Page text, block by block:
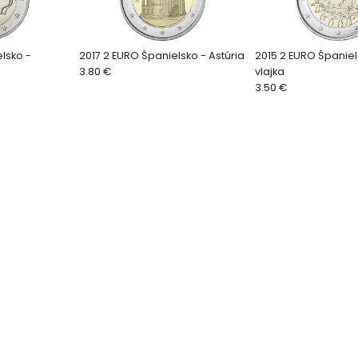
-
2017 2 EURO Španielsko - Astúria
3.80 €
2015 2 EURO
vlajka
3.50 €